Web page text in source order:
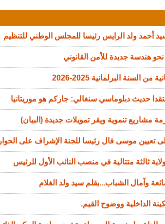
أحمد ولد الرايس رئيسا للمجلس الوطني للتنظيم
هندسة جديدة للأمن القانوني
السنة البرلمانية 2025-2026
حديث دبلوماسي سنغالي: جاركم هو موريتانيا
مشاريع تنموية ويقر تمويلات جديدة (البيان)
تعيين موسى فال رئيسا للجنة الإشراف على الحوار
ثالثة متتالية في منصب النائب الأول للرئيس
وآمال الشباب...بقلم سيد ولد الغلام
الداخلية ووضوح القيم.